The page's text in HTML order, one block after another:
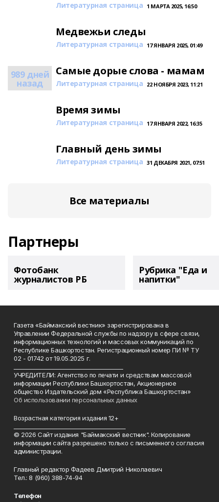
Литературная страница 1 МАРТА 2025, 16:50
Медвежьи следы
Литературная страница 17 ЯНВАРЯ 2025, 01:49
989 дней
назад
Самые дорые слова - мамам
Литературная страница 22 НОЯБРЯ 2023, 11:21
Время зимы
Литературная страница 17 ЯНВАРЯ 2022, 16:35
Главный день зимы
Литературная страница 31 ДЕКАБРЯ 2021, 07:51
Все материалы
Партнеры
Фотобанк
журналистов РБ
Рубрика "Еда и
напитки"
Газета «Баймакский вестник» зарегистрирована в
Управлении Федеральной службы по надзору в сфере связи,
информационных технологий и массовых коммуникаций по
Республике Башкортостан. Регистрационный номер ПИ № ТУ
02 - 01742 от 19.05.2025 г.
УЧРЕДИТЕЛИ: Агентство по печати и средствам массовой
информации Республики Башкортостан, Акционерное
общество Издательский дом «Республика Башкортостан»
Об использовании персональных данных
Возрастная категория издания 12+
© 2026 Сайт издания "Баймакский вестник". Копирование
информации сайта разрешено только с письменного согласия
администрации.
Главный редактор Фадеев Дмитрий Николаевич
Тел.: 8 (960) 388-74-94
Телефон